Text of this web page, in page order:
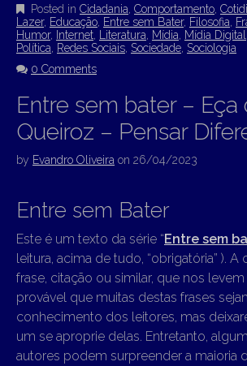
Posted in Cidadania Comportamento
Lazer, Educação Entre sem Bater, Filosofia
Humor, Internet Literatura Mídia Mídia Digital
Política
Redes Sociais Sociedade Sociologia
0 Comments
Entre sem bater – Eça
Queiroz – Pensar
by Evandro Oliveira on 26/04/2023
Entre sem Bater
Este é um texto da série “Entre sem
leitura, acima de tudo, “obrigatória” ). A
frase, citação ou similar, que nos levem
provável que muitas destas frases
conhecimento dos leitores, mas
um se aproprie delas. Entretanto,
autores podem surpreender a maioria